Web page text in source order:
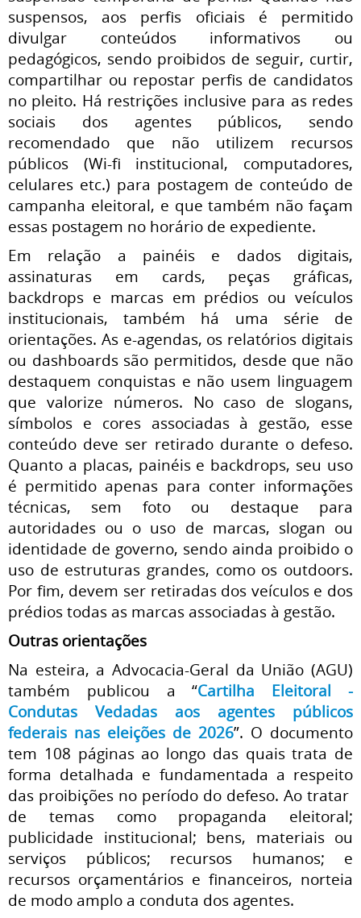
suspensos, aos perfis oficiais é permitido
divulgar conteúdos informativos ou
pedagógicos, sendo proibidos de seguir, curtir,
compartilhar ou repostar perfis de candidatos
no pleito. Há restrições inclusive para as redes
sociais dos agentes públicos, sendo
recomendado que não utilizem recursos
públicos (Wi-fi institucional, computadores,
celulares etc.) para postagem de conteúdo de
campanha eleitoral, e que também não façam
essas postagem no horário de expediente.
Em relação a painéis e dados digitais,
assinaturas em cards, peças gráficas,
backdrops e marcas em prédios ou veículos
institucionais, também há uma série de
orientações. As e-agendas, os relatórios digitais
ou dashboards são permitidos, desde que não
destaquem conquistas e não usem linguagem
que valorize números. No caso de slogans,
símbolos e cores associadas à gestão, esse
conteúdo deve ser retirado durante o defeso.
Quanto a placas, painéis e backdrops, seu uso
é permitido apenas para conter informações
técnicas, sem foto ou destaque para
autoridades ou o uso de marcas, slogan ou
identidade de governo, sendo ainda proibido o
uso de estruturas grandes, como os outdoors.
Por fim, devem ser retiradas dos veículos e dos
prédios todas as marcas associadas à gestão.
Outras orientações
Na esteira, a Advocacia-Geral da União (AGU)
também publicou a “Cartilha Eleitoral -
Condutas Vedadas aos agentes públicos
federais nas eleições de 2026”. O documento
tem 108 páginas ao longo das quais trata de
forma detalhada e fundamentada a respeito
das proibições no período do defeso. Ao tratar
de temas como propaganda eleitoral;
publicidade institucional; bens, materiais ou
serviços públicos; recursos humanos; e
recursos orçamentários e financeiros, norteia
de modo amplo a conduta dos agentes.